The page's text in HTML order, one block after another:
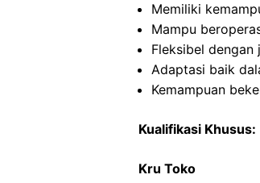
Memiliki
Mampu
Fleksibel dengan
Adaptasi baik
Kemampuan
Kualifikasi Khusus:
Kru Toko